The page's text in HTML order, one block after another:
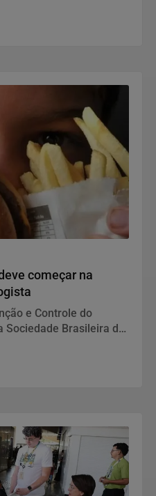
a ANPD, em
começar na
e Controle do
Sociedade Brasileira de
e atividade física.